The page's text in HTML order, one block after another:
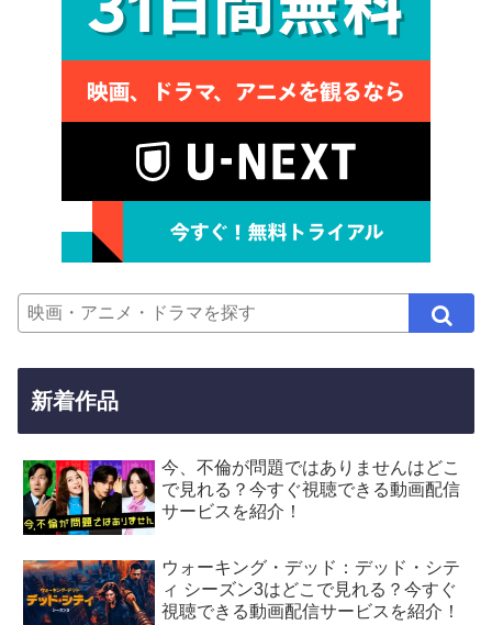
新着作品
今、不倫が問題ではありませんはどこ
で見れる？今すぐ視聴できる動画配信
サービスを紹介！
ウォーキング・デッド：デッド・シテ
ィ シーズン3はどこで見れる？今すぐ
視聴できる動画配信サービスを紹介！